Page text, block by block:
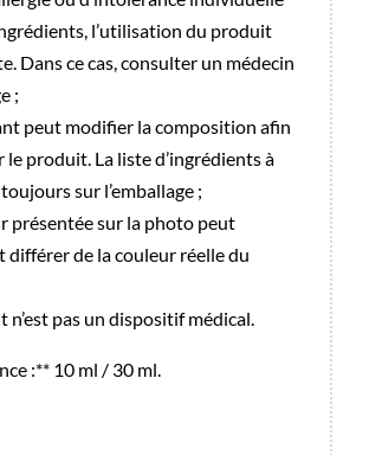
l’utilisation du produit
Dans ce cas, consulter un médecin
;
peut modifier la composition afin
le produit. La liste d’ingrédients à
sur l’emballage ;
présentée sur la photo peut
différer de la couleur réelle du
n’est pas un dispositif médical.
:** 10 ml / 30 ml.